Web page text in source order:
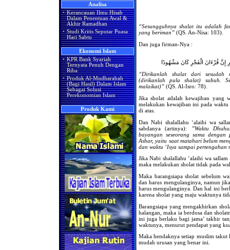
Analisa
· Kerancauan Ilmu Hisab
Dalam Penentuan Awal &
Akhir Ramadhan
· Studi Kritis Seputar Puasa
Hari Sabtu
Ekonomi Islam
· KPR Bank Syariah
Ternyata Penuh Dengan
Riba
· Produk Al-Mudharabah
(Bagi Hasil) Dalam Islam
Sebagai Solusi
Perekonomian Islam
Produk Kami
“Sesungguhnya shalat itu adalah
yang beriman” (QS. An-Nisa: 103).
Dan juga firman-Nya :
إِنَّ قُرْءَانَ الْفَجْرِ كَانَ مَشْهُودًا
“Dirikanlah shalat dari sesudah
(dirikanlah pula shalat) subuh.
malaikat)” (QS. Al-Isro: 78).
Jika sholat adalah kewajiban yang
melakukan kewajiban ini pada
di atas.
Dan Nabi shalallahu ‘alaihi wa
sabdanya (artinya):
”Waktu
bayangan seseorang sama
Ashar, yaitu saat matahari belum
dan waktu ‘Isya sampai pertengahan
Jika Nabi shalallahu ‘alaihi wa
maka melakukan sholat tidak pada
Maka barangsiapa sholat sebelum
dan harus mengulanginya, namun
harus mengulanginya. Dan hal ini
karena sholat yang maju waktunya
Barangsiapa yang mengakhirkan
halangan, maka ia berdosa dan
ini juga berlaku bagi jama’ takhir
waktunya, menurut pendapat yang
Maka hendaknya setiap muslim takut
mudah urusan yang benar ini.